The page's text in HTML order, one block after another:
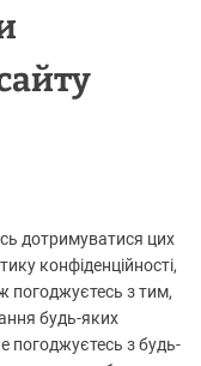
дотримуватися цих
конфіденційності,
погоджуєтесь з тим,
будь-яких
погоджуєтесь з будь-